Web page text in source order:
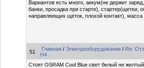
Вариантов есть много, аккум(не держит
банки, просадка при старте), стартер(щетки,
направляющих щеток, плохой контакт), масса
51 Главная / Электрооборудование / Re:
Н4
Стоят OSRAM Cool Blue свет белый не